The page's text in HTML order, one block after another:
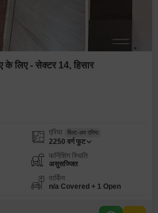
के लिए - सेक्टर 14, हिसार
एरिया बिल्ट-अप एरिया
2250 वर्ग फुट
फर्निशिंग स्थिति
असुसज्जित
पार्किंग
n/a Covered + 1 Open